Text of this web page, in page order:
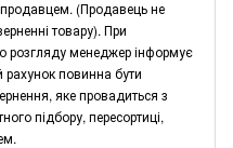
(Продавець не
товару). При
розгляду менеджер інформує
рахунок повинна бути
яке провадиться з
підбору, пересортиці,